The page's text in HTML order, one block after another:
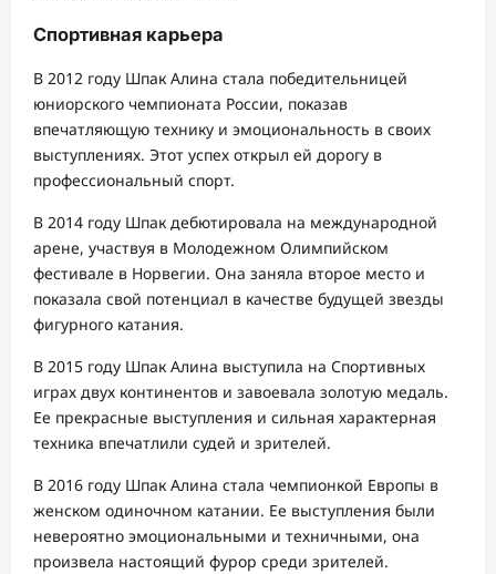
Спортивная карьера
В 2012 году Шпак Алина стала победительницей
юниорского чемпионата России, показав
впечатляющую технику и эмоциональность в своих
выступлениях. Этот успех открыл ей дорогу в
профессиональный спорт.
В 2014 году Шпак дебютировала на международной
арене, участвуя в Молодежном Олимпийском
фестивале в Норвегии. Она заняла второе место и
показала свой потенциал в качестве будущей звезды
фигурного катания.
В 2015 году Шпак Алина выступила на Спортивных
играх двух континентов и завоевала золотую медаль.
Ее прекрасные выступления и сильная характерная
техника впечатлили судей и зрителей.
В 2016 году Шпак Алина стала чемпионкой Европы в
женском одиночном катании. Ее выступления были
невероятно эмоциональными и техничными, она
произвела настоящий фурор среди зрителей.